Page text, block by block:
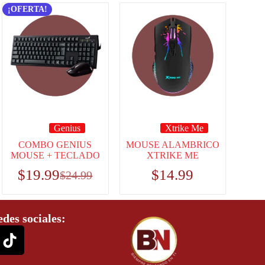
¡OFERTA!
Genius
COMBO GENIUS
MOUSE + TECLADO
$24.99
$19.99
Xtrike Me
MOUSE ALAMBRICO
XTRIKE ME
$14.99
sociales: